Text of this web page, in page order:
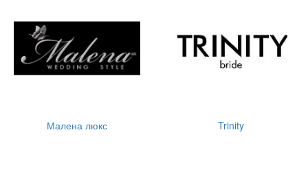
Малена люкс Trinity